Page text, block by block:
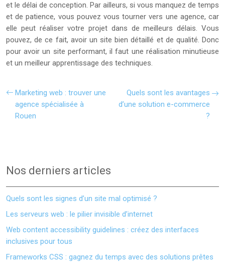
et le délai de conception. Par ailleurs, si vous manquez de temps
et de patience, vous pouvez vous tourner vers une agence, car
elle peut réaliser votre projet dans de meilleurs délais. Vous
pouvez, de ce fait, avoir un site bien détaillé et de qualité. Donc
pour avoir un site performant, il faut une réalisation minutieuse
et un meilleur apprentissage des techniques.
Marketing web : trouver une
agence spécialisée à
Rouen
Quels sont les avantages
d’une solution e-commerce
?
Nos derniers articles
Quels sont les signes d’un site mal optimisé ?
Les serveurs web : le pilier invisible d’internet
Web content accessibility guidelines : créez des interfaces
inclusives pour tous
Frameworks CSS : gagnez du temps avec des solutions prêtes